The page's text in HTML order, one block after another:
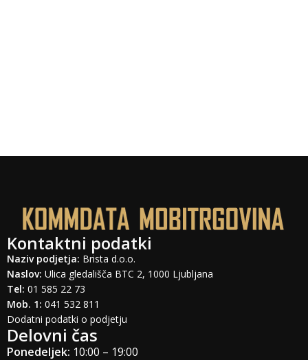
Kontaktni podatki
Naziv podjetja: Brista d.o.o.
Naslov: Ulica gledališča BTC 2, 1000 Ljubljana
Tel: 01 585 22 73
Mob. 1: 041 532 811
Dodatni podatki o podjetju
Delovni čas
Ponedeljek: 10:00 – 19:00